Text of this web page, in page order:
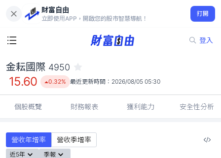
財富自由
立即使用APP，開啟您的股市智慧導航！
打開
登入
15.60
0.32%
金耘國際 4950
15.60 0.32% 最近更新時間： 2026/08/05 05:30
個股概覽 財務報表 獲利能力 安全性分析
營收年增率 營收季增率
近5年 季報